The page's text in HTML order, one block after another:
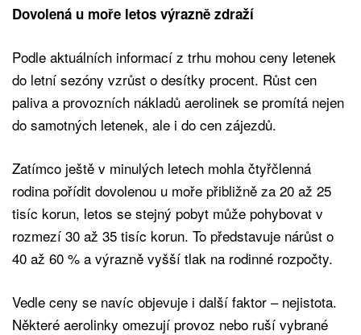
Dovolená u moře letos výrazně zdraží
Podle aktuálních informací z trhu mohou ceny letenek
do letní sezóny vzrůst o desítky procent. Růst cen
paliva a provozních nákladů aerolinek se promítá nejen
do samotných letenek, ale i do cen zájezdů.
Zatímco ještě v minulých letech mohla čtyřčlenná
rodina pořídit dovolenou u moře přibližně za 20 až 25
tisíc korun, letos se stejný pobyt může pohybovat v
rozmezí 30 až 35 tisíc korun. To představuje nárůst o
40 až 60 % a výrazně vyšší tlak na rodinné rozpočty.
Vedle ceny se navíc objevuje i další faktor – nejistota.
Některé aerolinky omezují provoz nebo ruší vybrané